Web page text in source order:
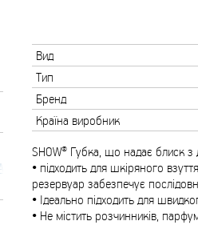
ТМ FARGLASS
Вид
Тип
Бренд
Країна виробник
SHOW® Губка, що надає блиск
• підходить для шкіряного
резервуар забезпечує
• Ідеально підходить для
• Не містить розчинників,